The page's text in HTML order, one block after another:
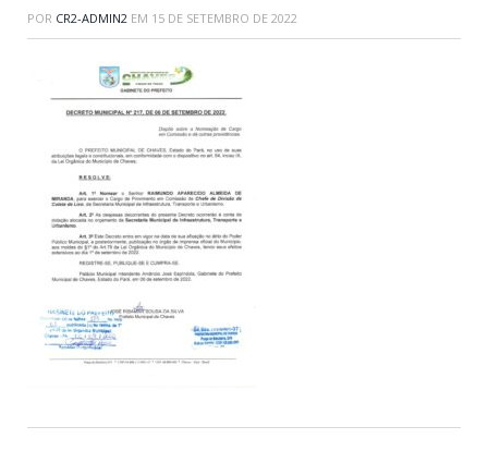
POR CR2-ADMIN2 EM 15 DE SETEMBRO DE 2022